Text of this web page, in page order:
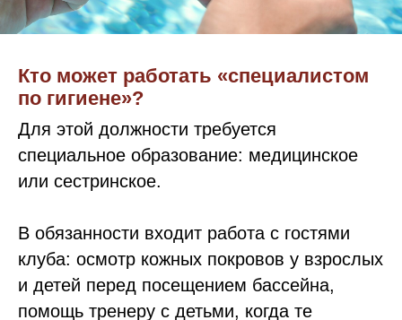
Кто может работать «специалистом
по гигиене»?
Для этой должности требуется
специальное образование: медицинское
или сестринское.
В обязанности входит работа с гостями
клуба: осмотр кожных покровов у взрослых
и детей перед посещением бассейна,
помощь тренеру с детьми, когда те